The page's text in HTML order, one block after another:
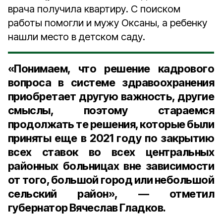
врача получила квартиру. С поиском
работы помогли и мужу Оксаны, а ребенку
нашли место в детском саду.
«Понимаем, что решение кадрового
вопроса в системе здравоохранения
приобретает другую важность, другие
смыслы, поэтому стараемся
продолжать те решения, которые были
приняты еще в 2021 году по закрытию
всех ставок во всех центральных
районных больницах вне зависимости
от того, большой город или небольшой
сельский район», — отметил
губернатор Вячеслав Гладков.